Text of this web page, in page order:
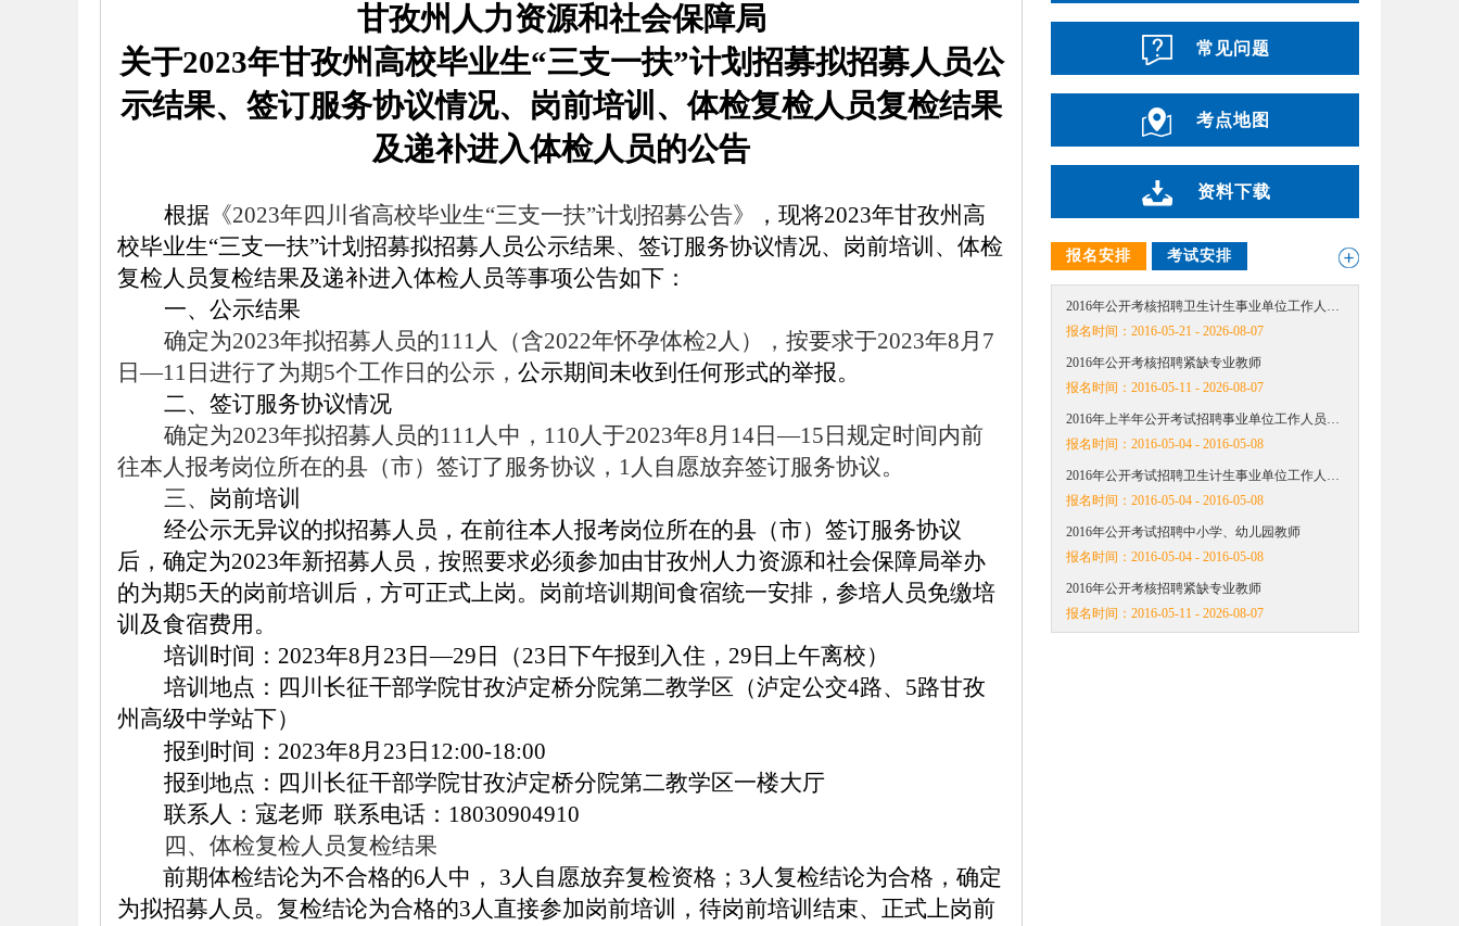
甘孜州人力资源和社会保障局
关于2023年甘孜州高校毕业生“三支一扶”计划招募拟招募人员公
示结果、签订服务协议情况、岗前培训、体检复检人员复检结果
及递补进入体检人员的公告
根据《2023年四川省高校毕业生“三支一扶”计划招募公告》 ，现将2023年甘孜州高
校毕业生“三支一扶”计划招募拟招募人员公示结果、签订服务协议情况、岗前培训、体检
复检人员复检结果及递补进入体检人员等事项公告如下：
一、公示结果
确定为2023年拟招募人员的111人（含2022年怀孕体检2人），按要求于2023年8月7
日—11日进行了为期5个工作日的公示 ， 公示期间未收到任何形式的举报。
二、签订服务协议情况
确定为2023年拟招募人员的111人中， 110人于2023年8月14日—15 日规定时间内前
往本人报考岗位所在的县（市） 签订了 服务协议， 1人自愿放弃签订服务协议。
三、 岗前培训
经公示无异议的拟招募人员， 在前往本人报考岗位所在的县（市）签订服务协议
后，确定为2023年新招募人员 ，按照要求必须参加由甘孜州人力资源和社会保障局举办
的为期5天的岗前培训 后 ，方可正式上岗。 岗前培训期间食宿统一安排 ，参培人 员免缴培
训 及食宿费用。
培训时间： 2023年8月 23 日—29 日（23 日下午报到入住， 29 日上午离校）
培训地点：四川长征干部学院甘孜泸定桥分院第二教学区（泸定公交4路、5路甘孜
州高级中学站下）
报到时间： 2023年8月 23 日 12:00-18:00
报到地点：四川长征干部学院甘孜泸定桥分院第二教学区一楼大厅
联系人：寇老师 联系电话： 18030904910
四、体检复检人员复检结果
前期体检结论为不合格的6人中， 3人自愿放弃复检资格 ； 3人复检结论为合格 ，确定
为拟招募人员。 复检结论为合格的3人直接参加岗前培训 ，待岗前培训 结束、 正式上岗前
常见问题
考点地图
资料下载
报名安排 考试安排
2016年公开考核招聘卫生计生事业单位工作人…
报名时间： 2016-05-21 - 2026-08-07
2016年公开考核招聘紧缺专业教师
报名时间： 2016-05-11 - 2026-08-07
2016年上半年公开考试招聘事业单位工作人员…
报名时间： 2016-05-04 - 2016-05-08
2016年公开考试招聘卫生计生事业单位工作人…
报名时间： 2016-05-04 - 2016-05-08
2016年公开考试招聘中小学、幼儿园教师
报名时间： 2016-05-04 - 2016-05-08
2016年公开考核招聘紧缺专业教师
报名时间： 2016-05-11 - 2026-08-07